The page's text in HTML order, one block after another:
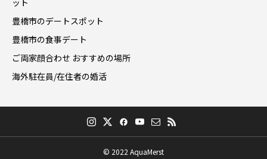
ット
豊橋市のデートスポット
豊橋市の食事デート
ご両家顔合わせ おすすめの場所
海外駐在員/在住者の婚活
© 2022 AquaMerst